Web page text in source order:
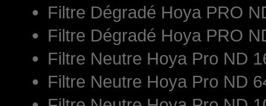
Filtre Dégradé Hoya PRO
Filtre Dégradé Hoya PRO
Filtre Neutre Hoya Pro ND
Filtre Neutre Hoya Pro ND